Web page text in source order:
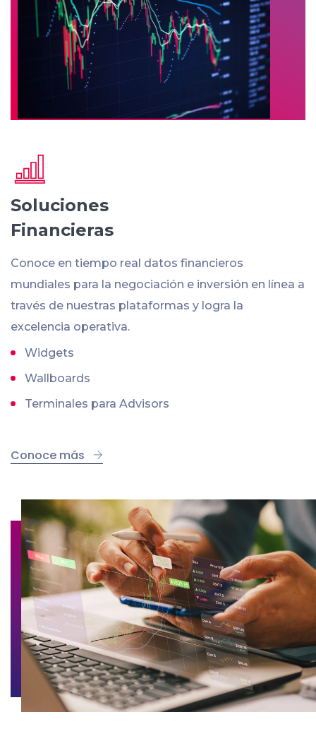
Soluciones
Financieras
Conoce en tiempo real datos financieros
mundiales para la negociación e inversión en línea a
través de nuestras plataformas y logra la
excelencia operativa.
Widgets
Wallboards
Terminales para Advisors
Conoce más